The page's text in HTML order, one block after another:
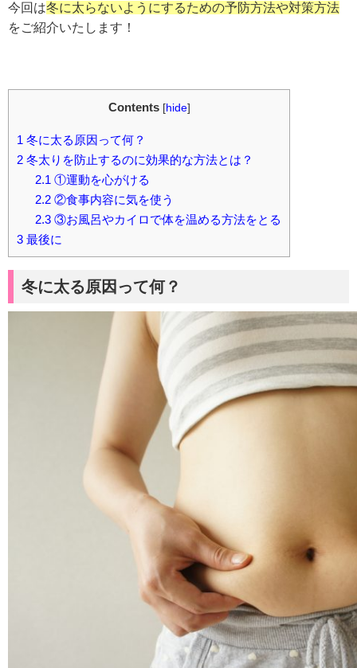
今回は冬に太らないようにするための予防方法や対策方法
をご紹介いたします！
Contents [hide]
1 冬に太る原因って何？
2 冬太りを防止するのに効果的な方法とは？
2.1 ①運動を心がける
2.2②食事内容に気を使う
2.3③お風呂やカイロで体を温める方法をとる
3 最後に
冬に太る原因って何？